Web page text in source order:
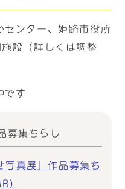
センター、姫路市役所
設（詳しくは調整
です
募集ちらし
写真展」作品募集ち